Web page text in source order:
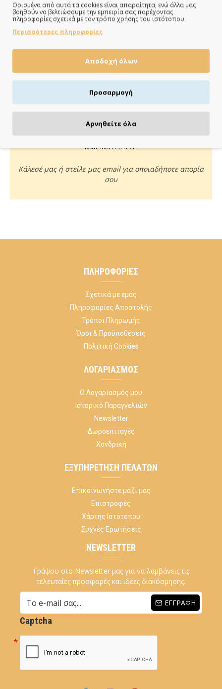
Άμεση αποστολή της παραγγελίας σου σε 1 - 2 εργάσιμες
ημέρες
ΠΛΗΡΩΝΕΙΣ ΟΠΩΣ ΘΕΣ
Πιστωτική/χρεωστική κάρτα, αντικαταβολή ή κατάθεση
ΚΑΝΕ ΜΙΑ ΕΡΩΤΗΣΗ
Κάλεσέ μας ή στείλε μας email για οποιαδήποτε απορία
σου
ΠΛΗΡΟΦΟΡΊΕΣ
Σχετικά με εμάς
Πληροφορίες Αποστολής
Τρόποι Πληρωμής
Όροι & Προϋποθέσεις
Πολιτική Cookies
ΛΟΓΑΡΙΑΣΜΌΣ
Ο Λογαριασμός μου
Ιστορικό Παραγγελιών
Newsletter
Δωροεπιταγές
Χονδρική
ΕΞΥΠΗΡΈΤΗΣΗ ΠΕΛΑΤΏΝ
Επικοινωνήστε μαζί μας
Επιστροφές
Χάρτης Ιστότοπου
Συχνές Ερωτήσεις
NEWSLETTER
Γράψου στο Newsletter μας για να λαμβάνεις τις
τελευταίες προσφορές και ιδέες διακόσμησης.
ΕΓΓΡΑΦΉ
Captcha
Ορισμένα από αυτά τα cookies είναι απαραίτητα, ενώ άλλα μας
βοηθούν να βελτιώσουμε την εμπειρία σας παρέχοντας
πληροφορίες σχετικά με τον τρόπο χρήσης του ιστότοπου.
Περισσότερες πληροφορίες
Αποδοχή όλων
Προσαρμογή
Αρνηθείτε όλα